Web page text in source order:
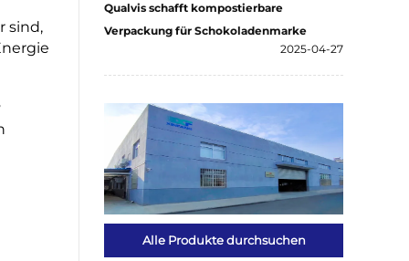
sind,
Qualvis schafft kompostierbare
Verpackung für Schokoladenmarke
2025-04-27
Alle Produkte durchsuchen